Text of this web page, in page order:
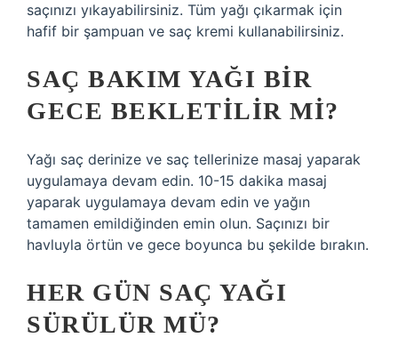
saçınızı yıkayabilirsiniz. Tüm yağı çıkarmak için
hafif bir şampuan ve saç kremi kullanabilirsiniz.
SAÇ BAKIM YAĞI BIR
GECE BEKLETILIR MI?
Yağı saç derinize ve saç tellerinize masaj yaparak
uygulamaya devam edin. 10-15 dakika masaj
yaparak uygulamaya devam edin ve yağın
tamamen emildiğinden emin olun. Saçınızı bir
havluyla örtün ve gece boyunca bu şekilde bırakın.
HER GÜN SAÇ YAĞI
SÜRÜLÜR MÜ?